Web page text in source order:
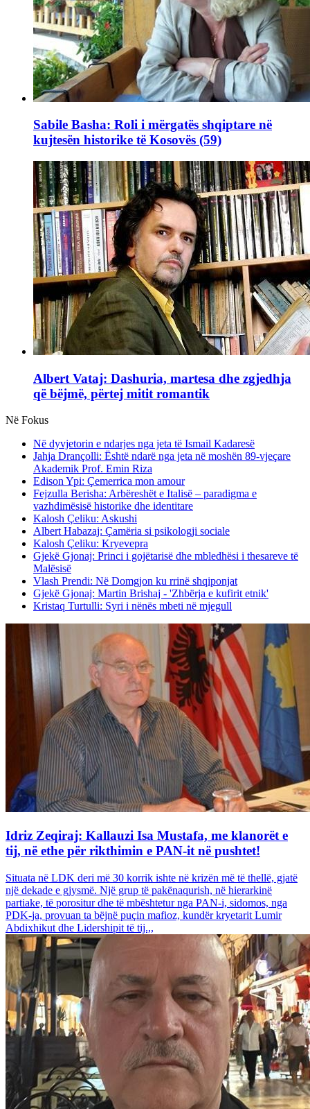
Sabile Basha: Roli i mërgatës shqiptare në
kujtesën historike të Kosovës (59)
Albert Vataj: Dashuria, martesa dhe zgjedhja
që bëjmë, përtej mitit romantik
Në Fokus
Në dyvjetorin e ndarjes nga jeta të Ismail Kadaresë
Jahja Drançolli: Është ndarë nga jeta në moshën 89-vjeçare
Akademik Prof. Emin Riza
Edison Ypi: Çemerrica mon amour
Fejzulla Berisha: Arbëreshët e Italisë – paradigma e
vazhdimësisë historike dhe identitare
Kalosh Çeliku: Askushi
Albert Habazaj: Çamëria si psikologji sociale
Kalosh Çeliku: Kryevepra
Gjekë Gjonaj: Princi i gojëtarisë dhe mbledhësi i thesareve të
Malësisë
Vlash Prendi: Në Domgjon ku rrinë shqiponjat
Gjekë Gjonaj: Martin Brishaj - 'Zhbërja e kufirit etnik'
Kristaq Turtulli: Syri i nënës mbeti në mjegull
Idriz Zeqiraj: Kallauzi Isa Mustafa, me klanorët e
tij, në ethe për rikthimin e PAN-it në pushtet!
Situata në LDK deri më 30 korrik ishte në krizën më të thellë, gjatë
një dekade e gjysmë. Një grup të pakënaqurish, në hierarkinë
partiake, të porositur dhe të mbështetur nga PAN-i, sidomos, nga
PDK-ja, provuan ta bëjnë puçin mafioz, kundër kryetarit Lumir
Abdixhikut dhe Lidershipit të tij.,,